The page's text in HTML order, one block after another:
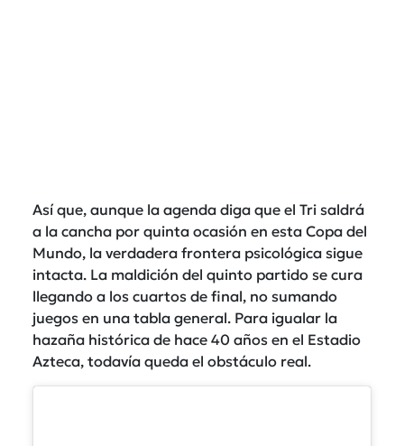
Así que, aunque la agenda diga que el Tri saldrá
a la cancha por quinta ocasión en esta Copa del
Mundo, la verdadera frontera psicológica sigue
intacta. La maldición del quinto partido se cura
llegando a los cuartos de final, no sumando
juegos en una tabla general. Para igualar la
hazaña histórica de hace 40 años en el Estadio
Azteca, todavía queda el obstáculo real.